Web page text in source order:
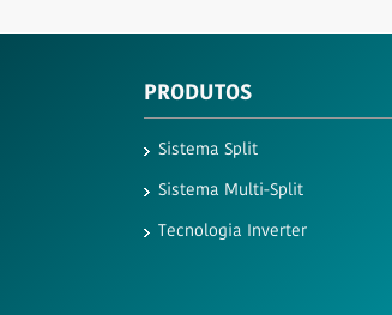
PRODUTOS
Sistema Split
Sistema Multi-Split
Tecnologia Inverter